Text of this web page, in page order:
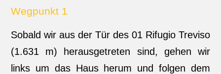
Wegpunkt 1
Sobald wir aus der Tür des 01 Rifugio Treviso
(1.631 m) herausgetreten sind, gehen wir
links um das Haus herum und folgen dem